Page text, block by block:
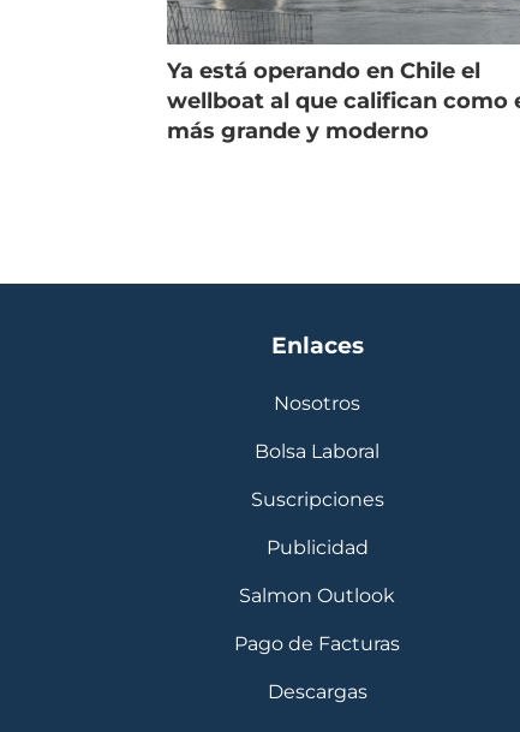
Ya está operando en Chile el
wellboat al que califican como
más grande y moderno
Enlaces
Nosotros
Bolsa Laboral
Suscripciones
Publicidad
Salmon Outlook
Pago de Facturas
Descargas